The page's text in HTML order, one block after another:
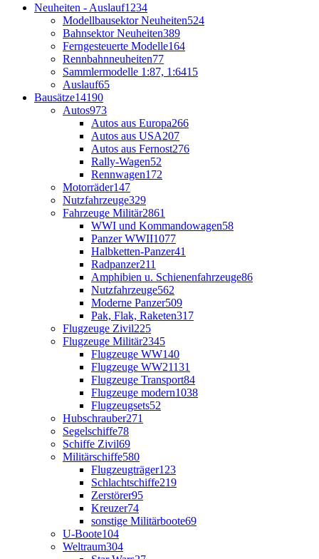
Neuheiten - Auslauf1234
Modellbausektor Neuheiten524
Bahnsektor Neuheiten389
Ferngesteuerte Modelle164
Rennbahnneuheiten77
Sammlermodelle 1:87, 1:6415
Auslauf65
Bausätze14190
Autos973
Autos aus Europa266
Autos aus USA207
Autos aus Fernost276
Rally-Wagen52
Rennwagen172
Motorräder147
Nutzfahrzeuge329
Fahrzeuge Militär2861
WWI und Kommandowagen58
Panzer WWII1077
Halbketten-Panzer41
Radpanzer211
Amphibien u. Schienenfahrzeuge86
Nutzfahrzeuge562
Moderne Panzer509
Pak, Flak, Raketen317
Flugzeuge Zivil225
Flugzeuge Militär2345
Flugzeuge WW140
Flugzeuge WW21131
Flugzeuge Transport84
Flugzeuge modern1038
Flugzeugsets52
Hubschrauber271
Segelschiffe78
Schiffe Zivil69
Militärschiffe580
Flugzeugträger123
Schlachtschiffe219
Zerstörer95
Kreuzer74
sonstige Militärboote69
U-Boote104
Weltraum304